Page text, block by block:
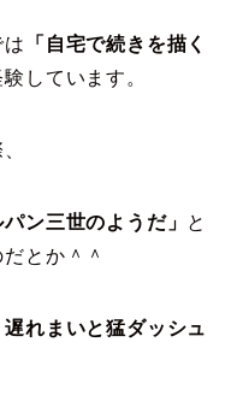
「自宅で続きを描く
験しています。
ン三世のようだ」 と
とか＾＾
遅れまいと猛ダッシュ